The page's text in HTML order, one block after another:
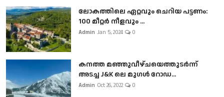
ലോകത്തിലെ ഏറ്റവും ചെറിയ പട്ടണം:
100 മീറ്റർ നീളവും ...
Admin Jan 5, 2024 0
കനത്ത മഞ്ഞുവീഴ്ചയെത്തുടർന്ന്
അടച്ച J&K ലെ മുഗൾ റോഡ...
Admin Oct 26, 2022 0